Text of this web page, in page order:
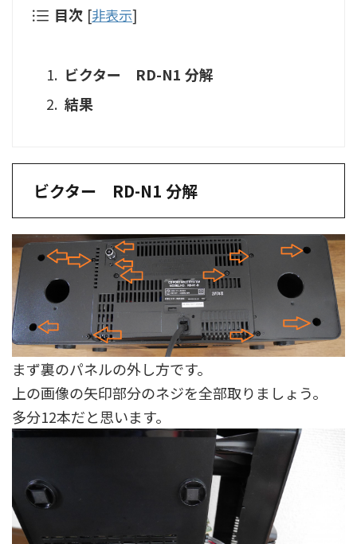
目次 [非表示]
ビクター RD-N1 分解
結果
ビクター RD-N1 分解
まず裏のパネルの外し方です。
上の画像の矢印部分のネジを全部取りましょう。
多分12本だと思います。